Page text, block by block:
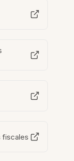
fiscales